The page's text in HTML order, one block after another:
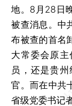
地。8月28日
被查消息。中
布被查的首名
大常委会原主
员，还是贵州
官。而在中共
省级党委书记